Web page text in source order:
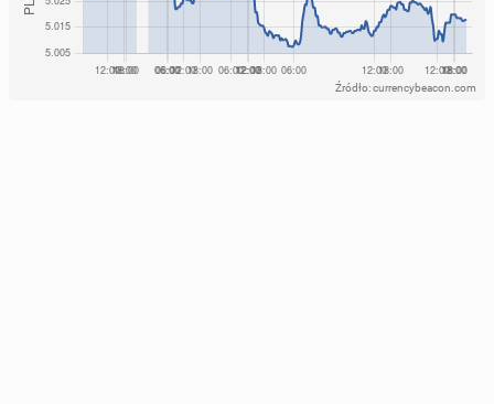
Źródło: currencybeacon.com